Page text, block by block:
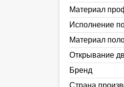
Материал
Исполнение
Материал
Открывание
Бренд
Страна